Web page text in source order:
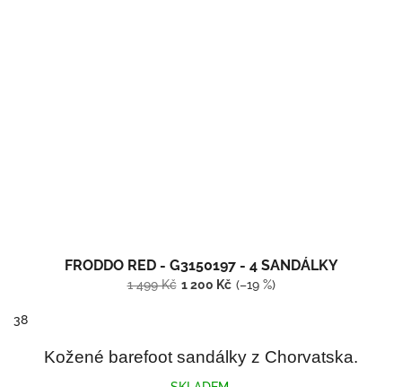
FRODDO RED - G3150197 - 4 SANDÁLKY
1 499 Kč 1 200 Kč (–19 %)
38
Kožené barefoot sandálky z Chorvatska.